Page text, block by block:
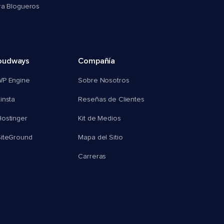
Blogueros
Engine
Compañía
Sobre Nosotros
Reseñas de Clientes
Kit de Medios
Mapa del Sitio
Carreras